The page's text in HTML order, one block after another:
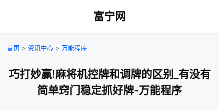
富宁网
首页 > 资讯中心 > 万能程序
巧打妙赢!麻将机控牌和调牌的区别_有没有
简单窍门稳定抓好牌-万能程序